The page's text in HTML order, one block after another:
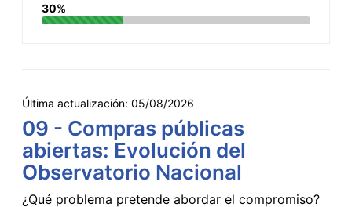
30%
Última actualización: 05/08/2026
09 - Compras públicas
abiertas: Evolución del
Observatorio Nacional
¿Qué problema pretende abordar el compromiso?